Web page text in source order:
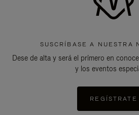
SUSCRÍBASE A NUESTRA
Dese de alta y será el primero en
y los eventos
REGÍSTRATE